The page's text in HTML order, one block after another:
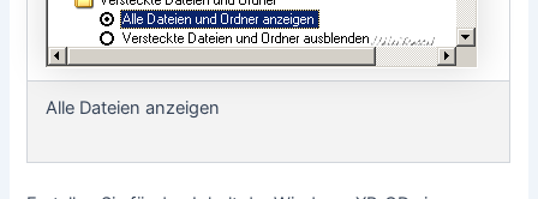
Alle Dateien anzeigen